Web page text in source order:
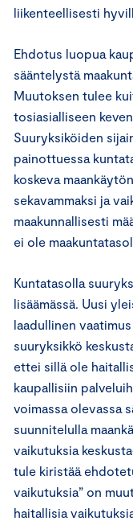
liikenteellisesti
Ehdotus luopua
sääntelystä
Muutoksen tulee
tosiasialliseen
Suuryksiköiden
painottuessa
koskeva
sekavammaksi ja
maakunnallisesti
ei ole
Kuntatasolla
lisäämässä. Uusi
laadullinen
suuryksikkö
ettei sillä ole
kaupallisiin
voimassa olevassa
suunnitelulla
vaikutuksia
tule kiristää
vaikutuksia” on
haitallisia